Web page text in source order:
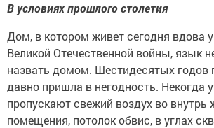
В условиях прошлого столетия
Дом, в котором живет сегодня вдова
Великой Отечественной войны, язык
назвать домом. Шестидесятых годов
давно пришла в негодность. Некогда
пропускают свежий воздух во внутрь
помещения, потолок обвис, в углах